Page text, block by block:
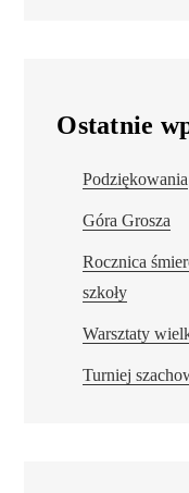
Ostatnie
Podziękowania
Góra Grosza
Rocznica
szkoły
Warsztaty
Turniej